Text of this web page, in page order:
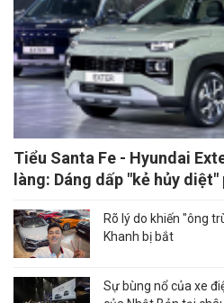
Tiểu Santa Fe - Hyundai
làng: Dáng dấp "kẻ hủy
Rõ lý do khiến "ông
Khanh bị bắt
Sự bùng nổ của xe